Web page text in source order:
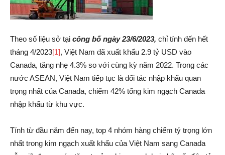
Theo số liệu sở tại công bố ngày 23/6/2023, chỉ tính đến hết
tháng 4/2023[1], Việt Nam đã xuất khẩu 2.9 tỷ USD vào
Canada, tăng nhẹ 4.3% so với cùng kỳ năm 2022. Trong các
nước ASEAN, Việt Nam tiếp tục là đối tác nhập khẩu quan
trọng nhất của Canada, chiếm 42% tổng kim ngạch Canada
nhập khẩu từ khu vực.
Tính từ đầu năm đến nay, top 4 nhóm hàng chiếm tỷ trọng lớn
nhất trong kim ngạch xuất khẩu của Việt Nam sang Canada